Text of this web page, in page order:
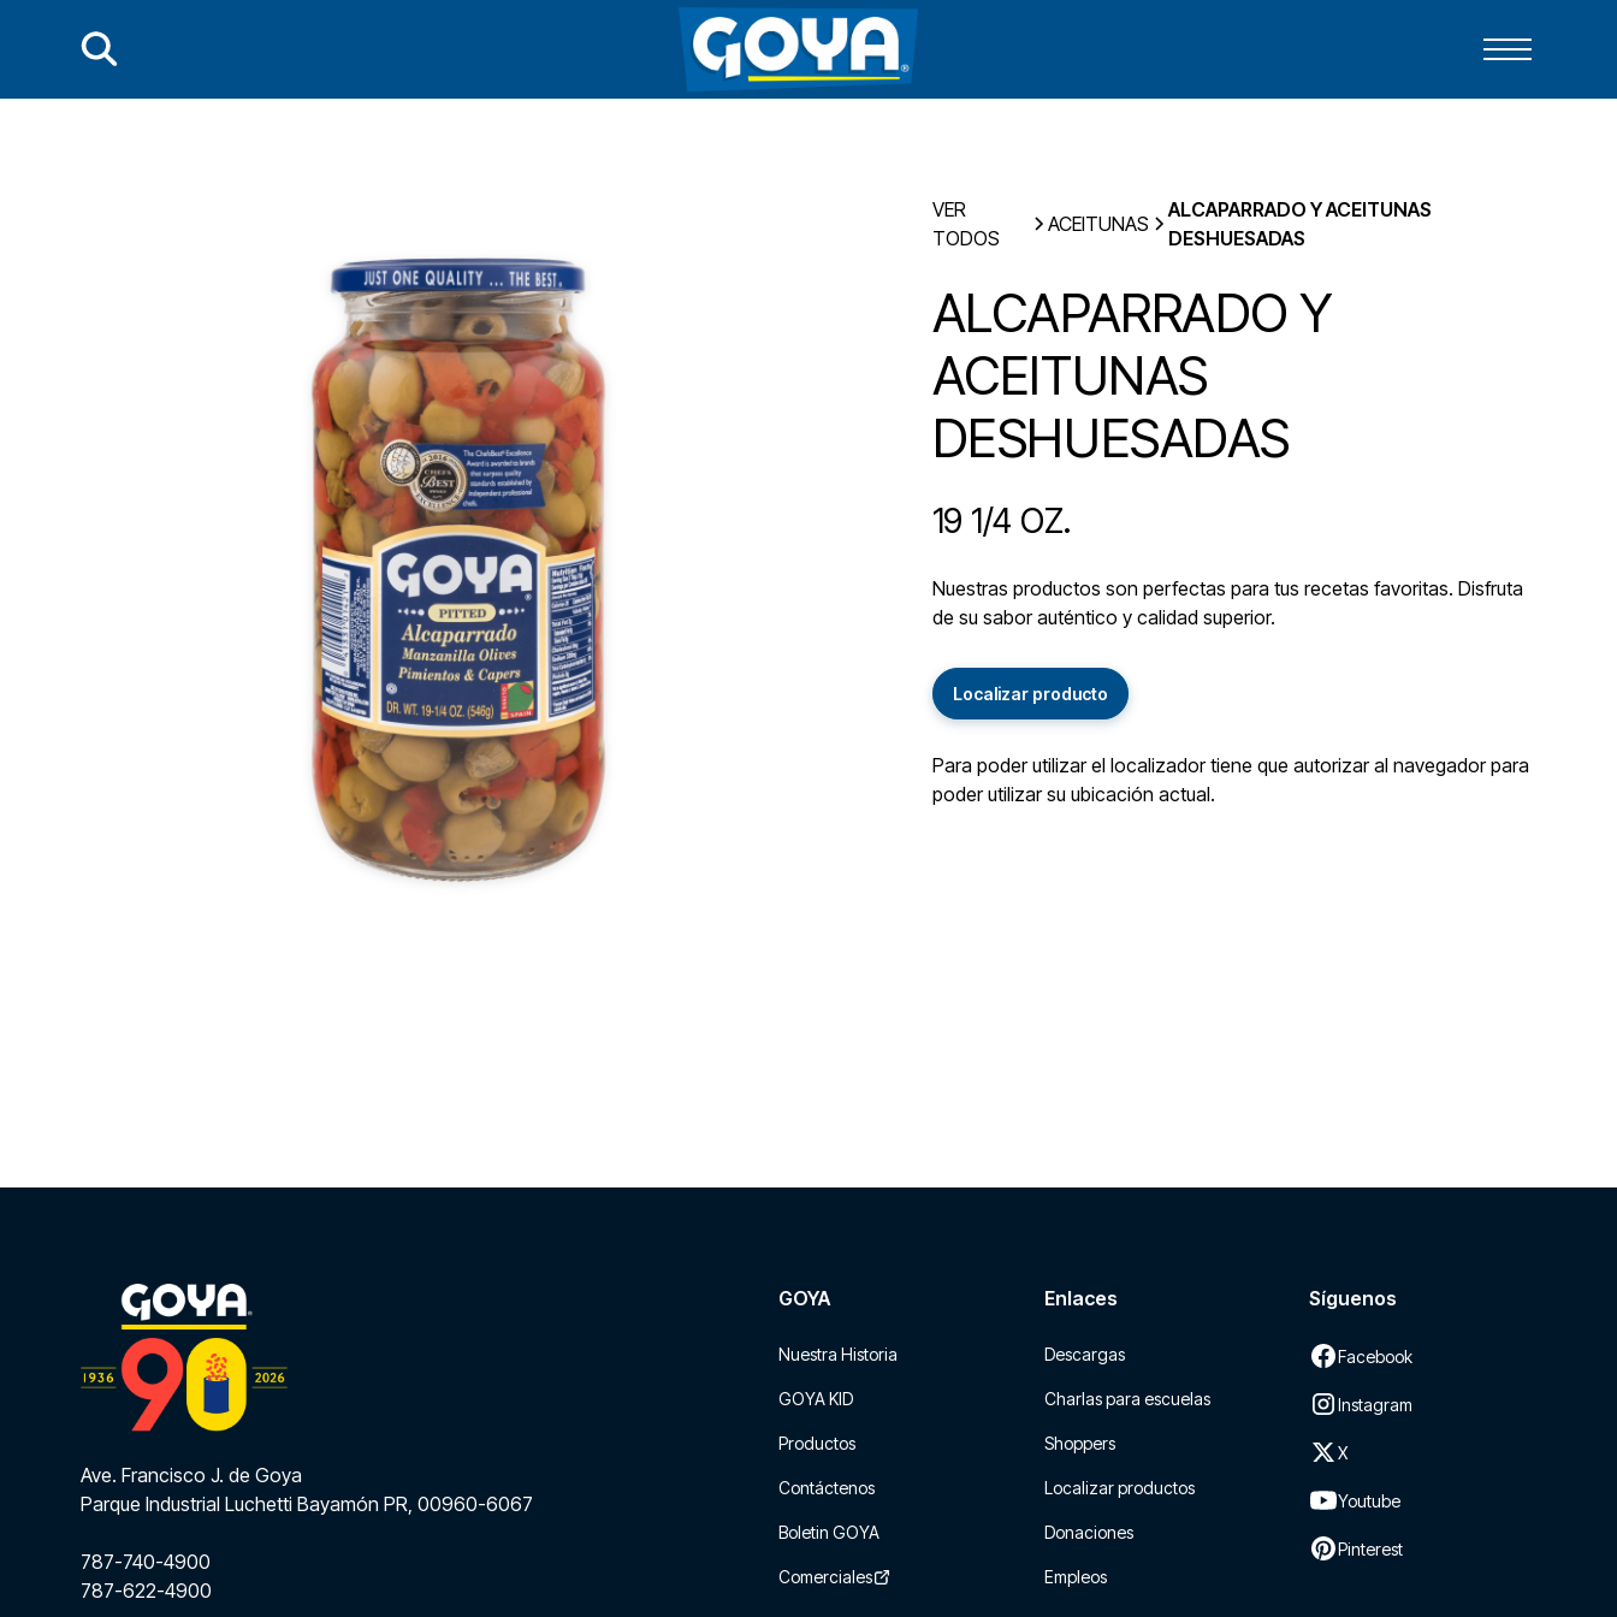
VER
TODOS
ACEITUNAS
ALCAPARRADO Y ACEITUNAS
DESHUESADAS
ALCAPARRADO Y
ACEITUNAS
DESHUESADAS
19 1/4 OZ.
Nuestras productos son perfectas para tus recetas favoritas. Disfruta
de su sabor auténtico y calidad superior.
Localizar producto
Para poder utilizar el localizador tiene que autorizar al navegador para
poder utilizar su ubicación actual.
Ave. Francisco J. de Goya
Parque Industrial Luchetti Bayamón PR, 00960-6067
787-740-4900
787-622-4900
GOYA
Nuestra Historia
GOYA KID
Productos
Contáctenos
Boletin GOYA
Comerciales
Enlaces
Descargas
Charlas para escuelas
Shoppers
Localizar productos
Donaciones
Empleos
Síguenos
Facebook
Instagram
X
Youtube
Pinterest